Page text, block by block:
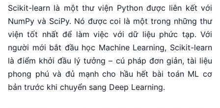
Scikit-learn là một thư viện Python được liên kết với
NumPy và SciPy. Nó được coi là một trong những thư
viện tốt nhất để làm việc với dữ liệu phức tạp. Với
người mới bắt đầu học Machine Learning, Scikit-learn
là điểm khởi đầu lý tưởng – cú pháp đơn giản, tài liệu
phong phú và đủ mạnh cho hầu hết bài toán ML cơ
bản trước khi chuyển sang Deep Learning.